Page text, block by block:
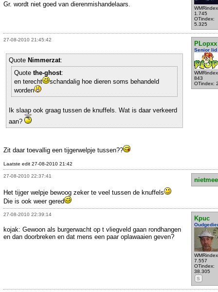
1.745
OTindex:
5.325
Gr. wordt niet goed van dierenmishandelaars.
27-08-2010 21:45:42
PLopxx
Senior lid
843
OTindex:
Quote Nimmerzat:
Quote the-ghost:
en terecht
schandalig hoe dieren soms behandeld
worden
Ik slaap ook graag tussen de knuffels. Wat is daar verkeerd
aan?
Zit daar toevallig een tijgerwelpje tussen??
Laatste edit 27-08-2010 21:42
27-08-2010 22:37:41
Het tijger welpje bewoog zeker te veel tussen de knuffels
Die is ook weer gered
27-08-2010 22:39:14
Kpuc
7.557
OTindex:
38.305
S
kojak: Gewoon als burgerwacht op t vliegveld gaan rondhangen
en dan doorbreken en dat mens een paar oplawaaien geven?